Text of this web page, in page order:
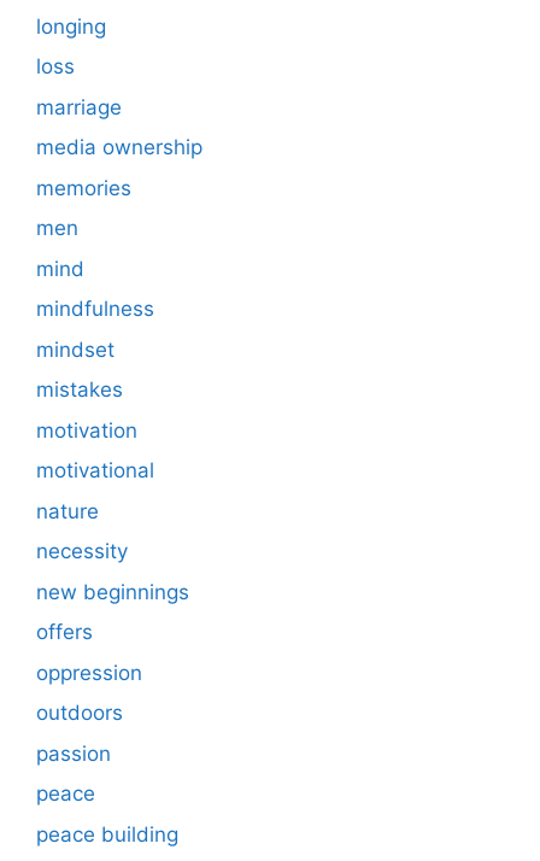
longing
loss
marriage
media ownership
memories
men
mind
mindfulness
mindset
mistakes
motivation
motivational
nature
necessity
new beginnings
offers
oppression
outdoors
passion
peace
peace building